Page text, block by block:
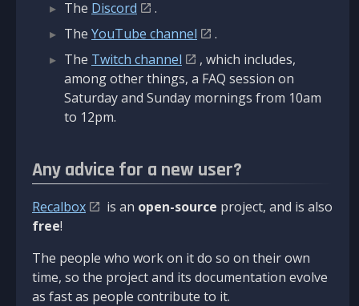
The Discord
.
The YouTube channel
.
The Twitch channel
, which includes,
among other things, a FAQ session on
Saturday and Sunday mornings from 10am
to 12pm.
Any advice for a new user?
Recalbox is an open-source project, and is also
free!
The people who work on it do so on their own
time, so the project and its documentation evolve
as fast as people contribute to it.